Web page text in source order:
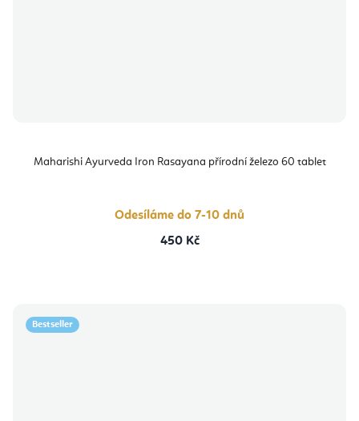
Maharishi Ayurveda Iron Rasayana přírodní železo 60 tablet
Odesíláme do 7-10 dnů
450 Kč
Bestseller